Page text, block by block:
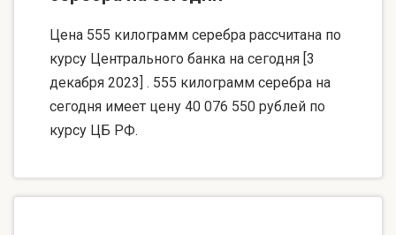
Цена 555 килограмм серебра рассчитана по
курсу Центрального банка на сегодня [3
декабря 2023] . 555 килограмм серебра на
сегодня имеет цену 40 076 550 рублей по
курсу ЦБ РФ.